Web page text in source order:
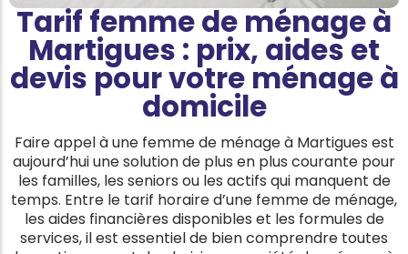
Tarif femme de ménage à
Martigues : prix, aides et
devis pour votre ménage à
domicile
Faire appel à une femme de ménage à Martigues est
aujourd’hui une solution de plus en plus courante pour
les familles, les seniors ou les actifs qui manquent de
temps. Entre le tarif horaire d’une femme de ménage,
les aides financières disponibles et les formules de
services, il est essentiel de bien comprendre toutes